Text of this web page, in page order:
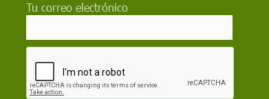
Tu correo electrónico